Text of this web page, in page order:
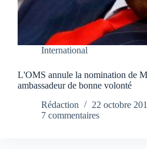
International
L'OMS annule la nomination de
ambassadeur de bonne volonté
Rédaction
22 octobre
7 commentaires